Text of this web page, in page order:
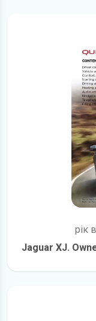
рік
Jaguar XJ.